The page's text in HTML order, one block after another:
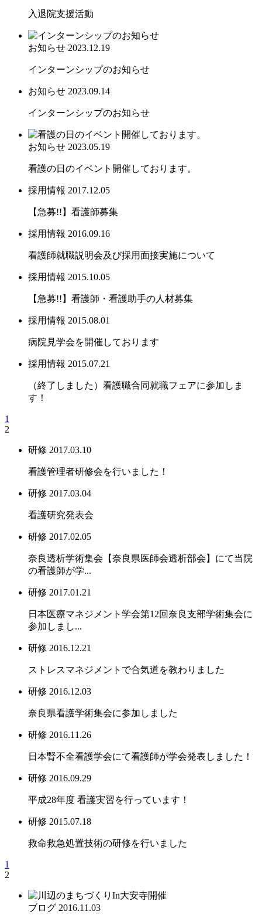
入退院支援活動
お知らせ 2023.12.19
インターンシップのお知らせ
お知らせ 2023.09.14
インターンシップのお知らせ
お知らせ 2023.05.19
看護の日のイベント開催しております。
採用情報 2017.12.05
【急募!!】看護師募集
採用情報 2016.09.16
看護師就職説明会及び採用面接実施について
採用情報 2015.10.05
【急募!!】看護師・看護助手の人材募集
採用情報 2015.08.01
病院見学会を開催しております
採用情報 2015.07.21
（終了しました）看護職合同就職フェアに参加しま
す！
1
2
研修 2017.03.10
看護管理者研修会を行いました！
研修 2017.03.04
看護研究発表会
研修 2017.02.05
奈良透析学術集会【奈良県医師会透析部会】にて当院
の看護師が学...
研修 2017.01.21
日本医療マネジメント学会第12回奈良支部学術集会に
参加しまし...
研修 2016.12.21
ストレスマネジメントで合気道を教わりました
研修 2016.12.03
奈良県看護学術集会に参加しました
研修 2016.11.26
日本腎不全看護学会にて看護師が学会発表しました！
研修 2016.09.29
平成28年度 看護実習を行っています！
研修 2015.07.18
救命救急処置技術の研修を行いました
1
2
ブログ 2016.11.03